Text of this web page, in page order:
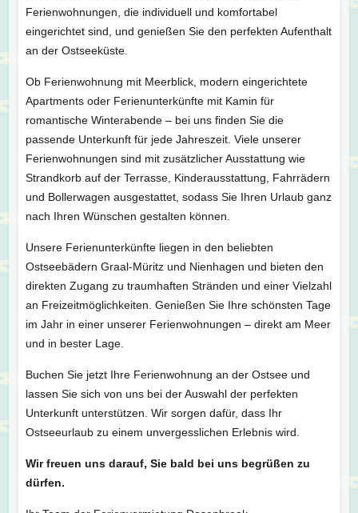
Ferienwohnungen, die individuell und komfortabel
eingerichtet sind, und genießen Sie den perfekten Aufenthalt
an der Ostseeküste.
Ob Ferienwohnung mit Meerblick, modern eingerichtete
Apartments oder Ferienunterkünfte mit Kamin für
romantische Winterabende – bei uns finden Sie die
passende Unterkunft für jede Jahreszeit. Viele unserer
Ferienwohnungen sind mit zusätzlicher Ausstattung wie
Strandkorb auf der Terrasse, Kinderausstattung, Fahrrädern
und Bollerwagen ausgestattet, sodass Sie Ihren Urlaub ganz
nach Ihren Wünschen gestalten können.
Unsere Ferienunterkünfte liegen in den beliebten
Ostseebädern Graal-Müritz und Nienhagen und bieten den
direkten Zugang zu traumhaften Stränden und einer Vielzahl
an Freizeitmöglichkeiten. Genießen Sie Ihre schönsten Tage
im Jahr in einer unserer Ferienwohnungen – direkt am Meer
und in bester Lage.
Buchen Sie jetzt Ihre Ferienwohnung an der Ostsee und
lassen Sie sich von uns bei der Auswahl der perfekten
Unterkunft unterstützen. Wir sorgen dafür, dass Ihr
Ostseeurlaub zu einem unvergesslichen Erlebnis wird.
Wir freuen uns darauf, Sie bald bei uns begrüßen zu
dürfen.